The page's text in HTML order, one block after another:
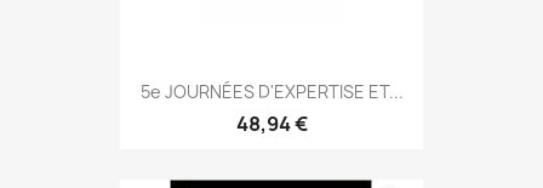
5e JOURNÉES D'EXPERTISE ET...
48,94 €